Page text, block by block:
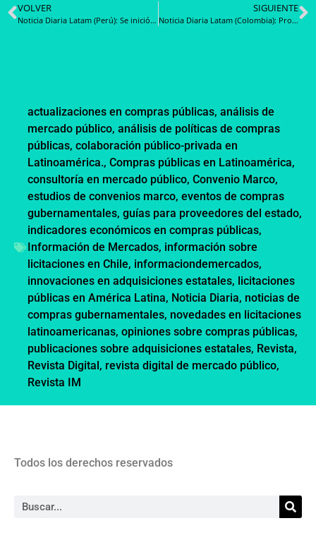
VOLVER
Noticia Diaria Latam (Perú): Se inició el registro de documentos para las entidades que participan en la mayor compra del año de papel y materiales de oficina y limpieza
SIGUIENTE
Noticia Diaria Latam (Colombia): Proteger los datos de los colombianos, una prioridad del sector público
actualizaciones en compras públicas, análisis de
mercado público, análisis de políticas de compras
públicas, colaboración público-privada en
Latinoamérica., Compras públicas en Latinoamérica,
consultoría en mercado público, Convenio Marco,
estudios de convenios marco, eventos de compras
gubernamentales, guías para proveedores del estado,
indicadores económicos en compras públicas,
Información de Mercados, información sobre
licitaciones en Chile, informaciondemercados,
innovaciones en adquisiciones estatales, licitaciones
públicas en América Latina, Noticia Diaria, noticias de
compras gubernamentales, novedades en licitaciones
latinoamericanas, opiniones sobre compras públicas,
publicaciones sobre adquisiciones estatales, Revista,
Revista Digital, revista digital de mercado público,
Revista IM
Todos los derechos reservados